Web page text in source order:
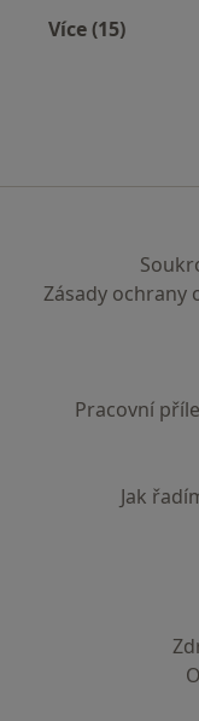
Více (15)
Zásady ochrany
Pracovní
Jak